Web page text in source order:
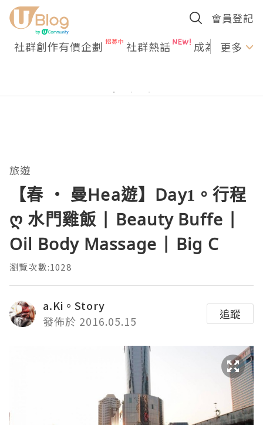
會員登記
社群創作有價企劃 社群熱話 成為U更多
旅遊
【春 ‧ 曼Hea遊】Day1。行程
ღ 水門雞飯 | Beauty Buffe |
Oil Body Massage | Big C
瀏覽次數:1028
a.Ki。Story
發佈於 2016.05.15
追蹤